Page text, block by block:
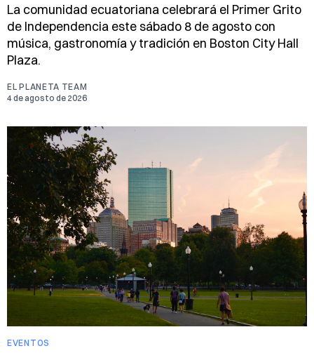
La comunidad ecuatoriana celebrará el Primer Grito
de Independencia este sábado 8 de agosto con
música, gastronomía y tradición en Boston City Hall
Plaza.
EL PLANETA TEAM
4 de agosto de 2026
EVENTOS